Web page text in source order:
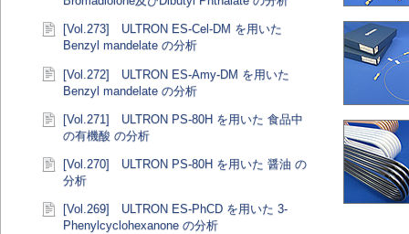
[Vol.273] ULTRON ES-Cel-DM を用いた
Benzyl mandelate の分析
[Vol.272] ULTRON ES-Amy-DM を用いた
Benzyl mandelate の分析
[Vol.271] ULTRON PS-80H を用いた 食品中
の有機酸 の分析
[Vol.270] ULTRON PS-80H を用いた 醤油 の
分析
[Vol.269] ULTRON ES-PhCD を用いた 3-
Phenylcyclohexanone の分析